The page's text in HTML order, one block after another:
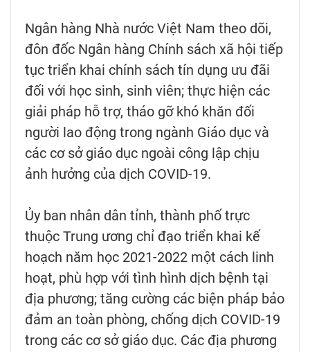
Ngân hàng Nhà nước Việt Nam theo dõi,
đôn đốc Ngân hàng Chính sách xã hội tiếp
tục triển khai chính sách tín dụng ưu đãi
đối với học sinh, sinh viên; thực hiện các
giải pháp hỗ trợ, tháo gỡ khó khăn đối
người lao động trong ngành Giáo dục và
các cơ sở giáo dục ngoài công lập chịu
ảnh hưởng của dịch COVID-19.
Ủy ban nhân dân tỉnh, thành phố trực
thuộc Trung ương chỉ đạo triển khai kế
hoạch năm học 2021-2022 một cách linh
hoạt, phù hợp với tình hình dịch bệnh tại
địa phương; tăng cường các biện pháp bảo
đảm an toàn phòng, chống dịch COVID-19
trong các cơ sở giáo dục. Các địa phương